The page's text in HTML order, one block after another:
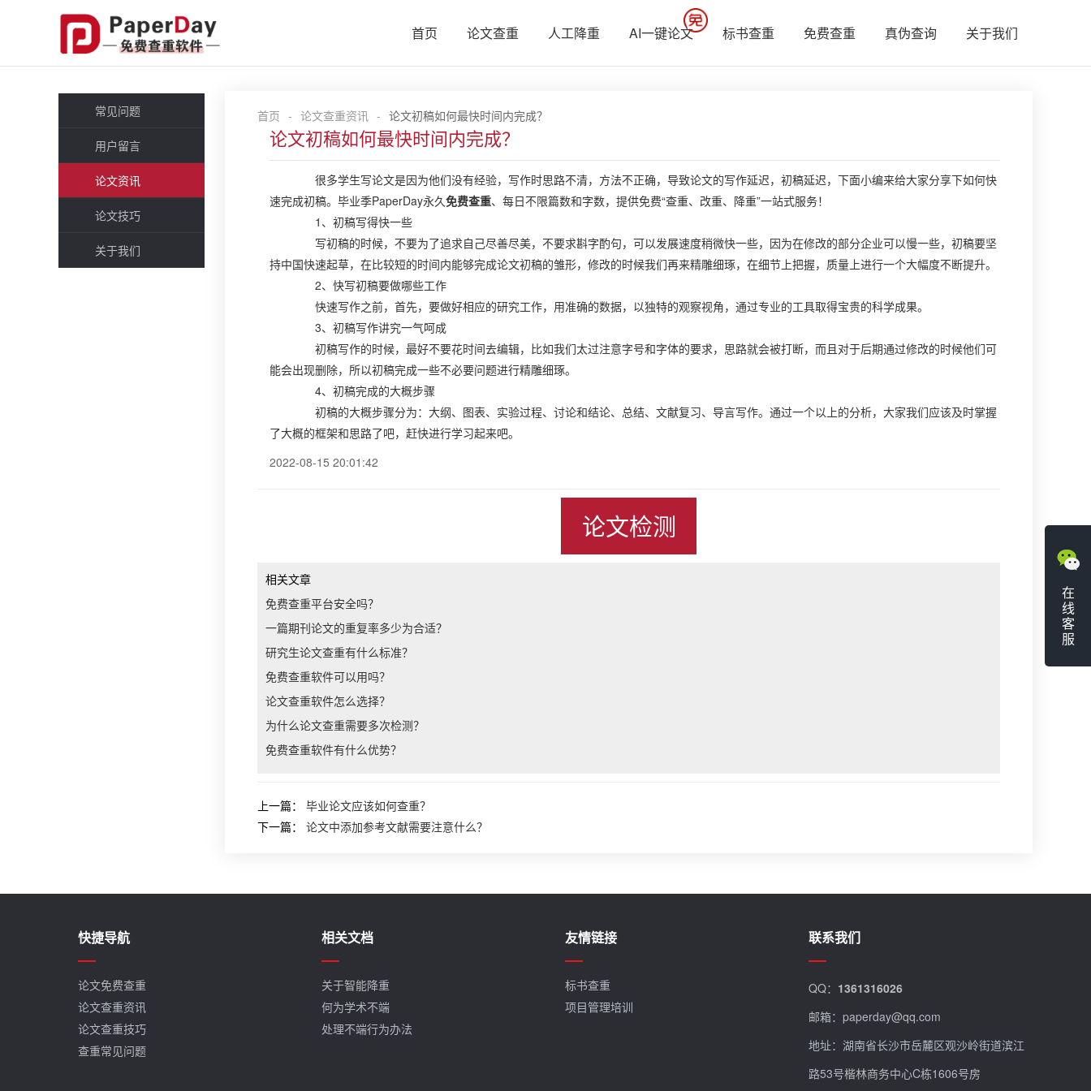
首页 论文查重 人工降重 AI一键论文 标书查重 免费查重 真伪查询 关于我们
常见问题
用户留言
论文资讯
论文技巧
关于我们
首页 - 论文查重资讯 - 论文初稿如何最快时间内完成？
论文初稿如何最快时间内完成？
很多学生写论文是因为他们没有经验，写作时思路不清，方法不正确，导致论文的写作延迟，初稿延迟，下面小编来给大家分享下如何快
速完成初稿。毕业季PaperDay永久免费查重、每日不限篇数和字数，提供免费“查重、改重、降重”一站式服务！
1、初稿写得快一些
写初稿的时候，不要为了追求自己尽善尽美，不要求斟字酌句，可以发展速度稍微快一些，因为在修改的部分企业可以慢一些，初稿要坚
持中国快速起草，在比较短的时间内能够完成论文初稿的雏形，修改的时候我们再来精雕细琢，在细节上把握，质量上进行一个大幅度不断提升。
2、快写初稿要做哪些工作
快速写作之前，首先，要做好相应的研究工作，用准确的数据，以独特的观察视角，通过专业的工具取得宝贵的科学成果。
3、初稿写作讲究一气呵成
初稿写作的时候，最好不要花时间去编辑，比如我们太过注意字号和字体的要求，思路就会被打断，而且对于后期通过修改的时候他们可
能会出现删除，所以初稿完成一些不必要问题进行精雕细琢。
4、初稿完成的大概步骤
初稿的大概步骤分为：大纲、图表、实验过程、讨论和结论、总结、文献复习、导言写作。通过一个以上的分析，大家我们应该及时掌握
了大概的框架和思路了吧，赶快进行学习起来吧。
2022-08-15 20:01:42
论文检测
相关文章
免费查重平台安全吗？
一篇期刊论文的重复率多少为合适？
研究生论文查重有什么标准？
免费查重软件可以用吗？
论文查重软件怎么选择？
为什么论文查重需要多次检测？
免费查重软件有什么优势？
上一篇： 毕业论文应该如何查重？
下一篇： 论文中添加参考文献需要注意什么？
在
线
客
服
快捷导航
论文免费查重
论文查重资讯
论文查重技巧
查重常见问题
相关文档
关于智能降重
何为学术不端
处理不端行为办法
友情链接
标书查重
项目管理培训
联系我们
QQ： 1361316026
邮箱：paperday@qq.com
地址：湖南省长沙市岳麓区观沙岭街道滨江
路53号楷林商务中心C栋1606号房